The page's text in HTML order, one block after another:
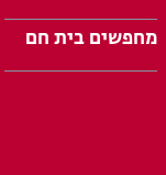
מחפשים בית חם